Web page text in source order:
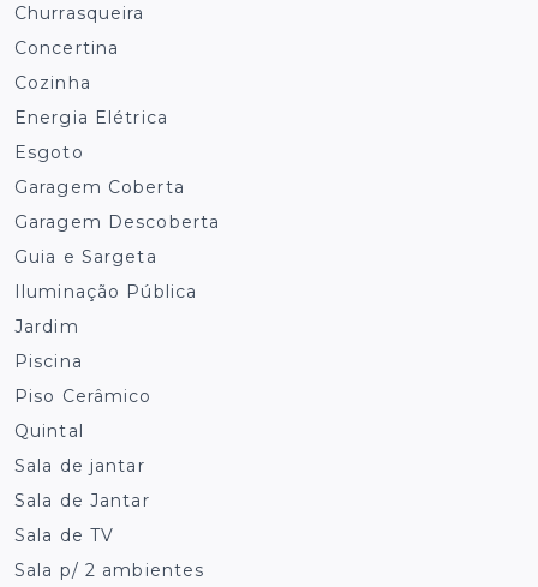
Churrasqueira
Concertina
Cozinha
Energia Elétrica
Esgoto
Garagem Coberta
Garagem Descoberta
Guia e Sargeta
Iluminação Pública
Jardim
Piscina
Piso Cerâmico
Quintal
Sala de jantar
Sala de Jantar
Sala de TV
Sala p/ 2 ambientes